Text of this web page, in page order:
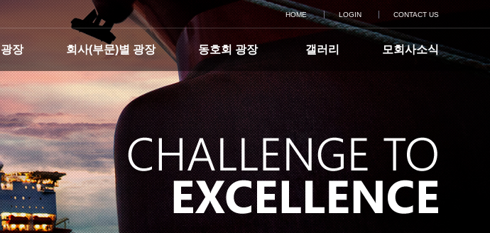
HOME LOGIN CONTACT US
장 회사(부문)별 광장
조선
해양
플랜트
엔진기계
전기전자
건설장비
경영지원
울산지회
목포지회
동호회 광장
산악회
기우회
독서문학회
역사문화탐방회
골프회
갤러리 모회사소식